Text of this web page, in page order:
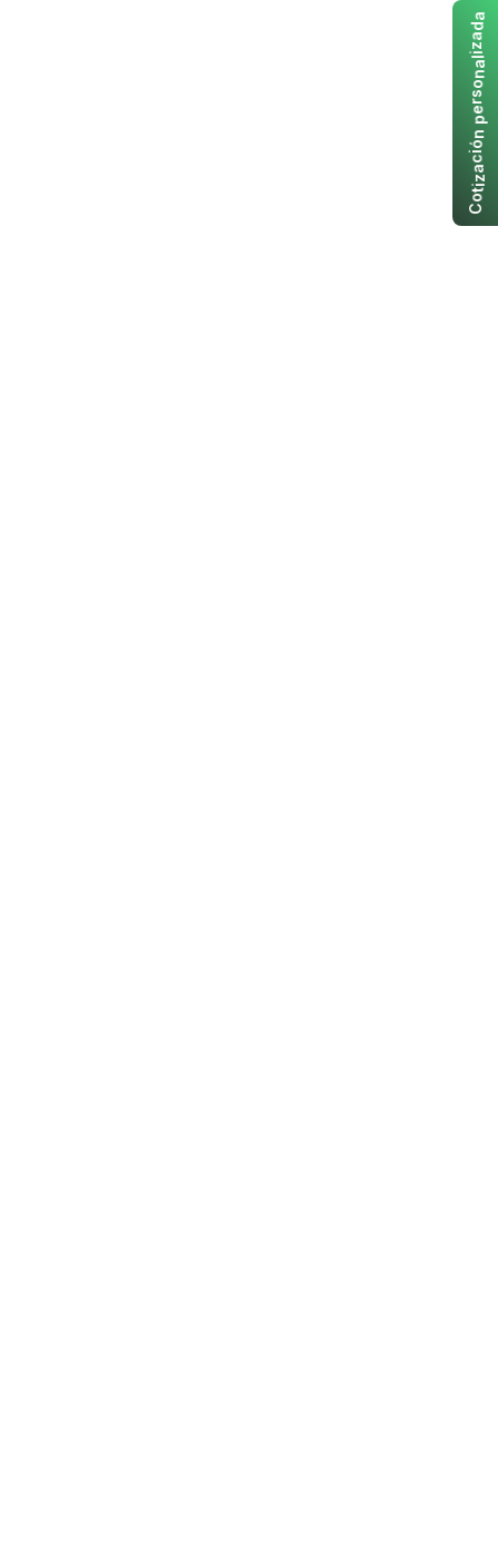
C
o
t
i
z
a
c
i
ó
n
p
e
r
s
o
n
a
l
i
z
a
d
a